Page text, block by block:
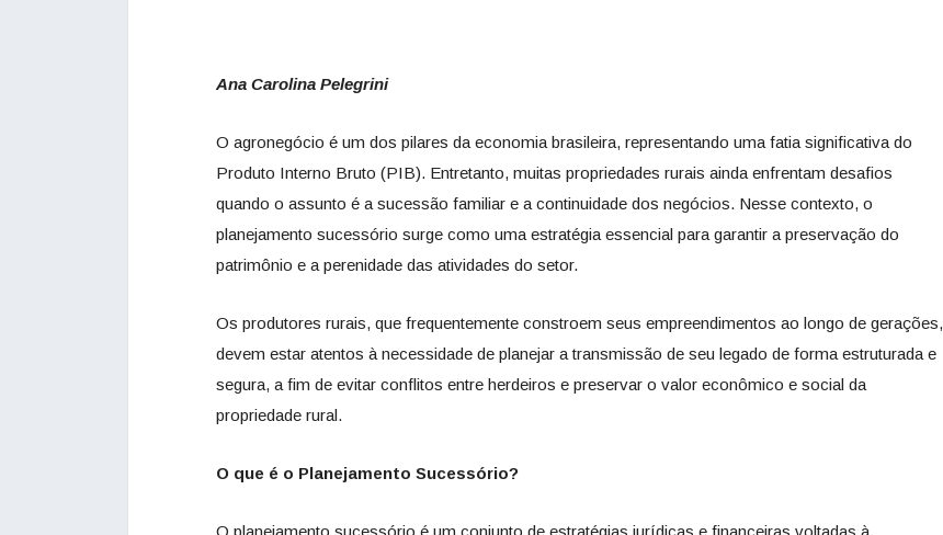
Ana Carolina Pelegrini
O agronegócio é um dos pilares da economia brasileira, representando uma fatia significativa do
Produto Interno Bruto (PIB). Entretanto, muitas propriedades rurais ainda enfrentam desafios
quando o assunto é a sucessão familiar e a continuidade dos negócios. Nesse contexto, o
planejamento sucessório surge como uma estratégia essencial para garantir a preservação do
patrimônio e a perenidade das atividades do setor.
Os produtores rurais, que frequentemente constroem seus empreendimentos ao longo de gerações,
devem estar atentos à necessidade de planejar a transmissão de seu legado de forma estruturada e
segura, a fim de evitar conflitos entre herdeiros e preservar o valor econômico e social da
propriedade rural.
O que é o Planejamento Sucessório?
O planejamento sucessório é um conjunto de estratégias jurídicas e financeiras voltadas à